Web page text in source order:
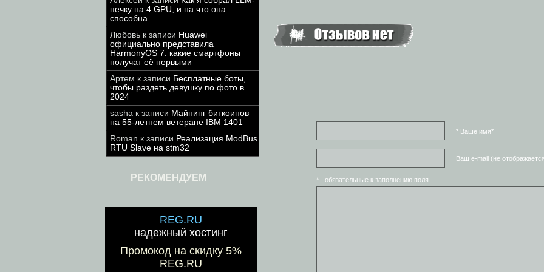
печку на 4 GPU, и на что она
способна
Любовь к записи Huawei
официально представила
HarmonyOS 7: какие смартфоны
получат её первыми
Артем к записи Бесплатные боты,
чтобы раздеть девушку по фото в
2024
sasha к записи Майнинг биткоинов
на 55-летнем ветеране IBM 1401
Roman к записи Реализация ModBus
RTU Slave на stm32
РЕКОМЕНДУЕМ
REG.RU
надежный хостинг
Промокод на скидку 5%
REG.RU
* Ваше имя*
Ваш e-mail (не
* - обязательные к заполнению поля